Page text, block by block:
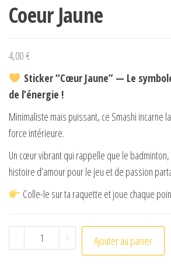
Coeur Jaune
4,00 €
Sticker “Cœur Jaune” — Le
de l’énergie !
Minimaliste mais puissant, ce Smashi incarne
force intérieure.
Un cœur vibrant qui rappelle que le badminton,
histoire d’amour pour le jeu et de passion
Colle-le sur ta raquette et joue chaque
- quantité de Coeur Jaune
+ Ajouter au panier